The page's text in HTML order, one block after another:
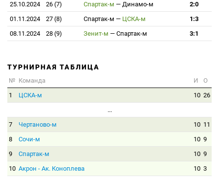
25.10.2024
26 (7) Спартак-м — Динамо-м
2:0
01.11.2024
27 (8) Спартак-м — ЦСКА-м
1:3
08.11.2024
28 (9) Зенит-м — Спартак-м 3:1
ТУРНИРНАЯ ТАБЛИЦА
№ Команда И
О
1
ЦСКА-м 10 26
...
7
Чертаново-м 10 11
8
Сочи-м 10 9
9
Спартак-м 10 9
10 Акрон - Ак. Коноплева 10 3